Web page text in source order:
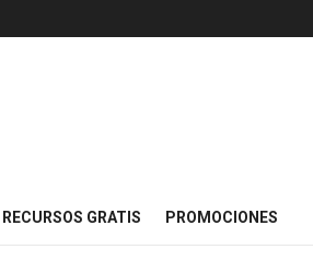
RECURSOS GRATIS PROMOCIONES